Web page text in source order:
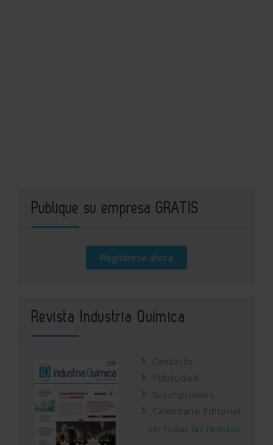
Publique su empresa GRATIS
Regístrese ahora
Revista Industria Química
Contacto
Publicidad
Suscripciones
Calendario Editorial
Ver todas las revistas